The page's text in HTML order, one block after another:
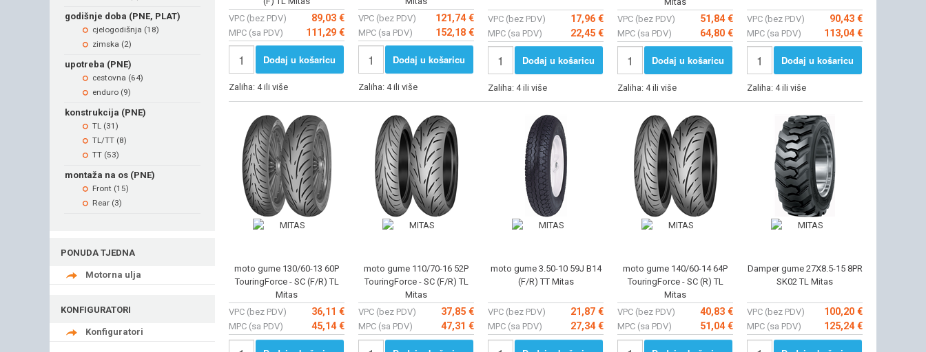
godišnje doba (PNE, PLAT)
cjelogodišnja (18)
zimska (2)
upotreba (PNE)
cestovna (64)
enduro (9)
konstrukcija (PNE)
TL (31)
TL/TT (8)
TT (53)
montaža na os (PNE)
Front (15)
Rear (3)
PONUDA TJEDNA
Motorna ulja
KONFIGURATORI
Konfiguratori
VPC (bez PDV)
89,03 €
MPC (sa PDV) 111,29 €
Dodaj u košaricu
Zaliha: 4 ili više
VPC (bez PDV)
121,74 €
MPC (sa PDV) 152,18 €
Dodaj u košaricu
Zaliha: 4 ili više
VPC (bez PDV) 17,96 €
MPC (sa PDV) 22,45 €
Dodaj u košaricu
Zaliha: 4 ili više
VPC (bez PDV)
51,84 €
MPC (sa PDV) 64,80 €
Dodaj u košaricu
Zaliha: 4 ili više
VPC (bez PDV) 90,43 €
MPC (sa PDV) 113,04 €
Dodaj u košaricu
Zaliha: 4 ili više
moto gume 130/60-13 60P
TouringForce - SC (F/R) TL
Mitas
VPC (bez PDV)
36,11 €
MPC (sa PDV) 45,14 €
moto gume 110/70-16 52P
TouringForce - SC (F/R) TL
Mitas
VPC (bez PDV)
37,85 €
MPC (sa PDV) 47,31 €
moto gume 3.50-10 59J B14
(F/R) TT Mitas
VPC (bez PDV) 21,87 €
MPC (sa PDV) 27,34 €
moto gume 140/60-14 64P
TouringForce - SC (R) TL
Mitas
VPC (bez PDV)
40,83 €
MPC (sa PDV) 51,04 €
Damper gume 27X8.5-15 8PR
SK02 TL Mitas
VPC (bez PDV) 100,20 €
MPC (sa PDV) 125,24 €